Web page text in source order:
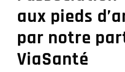
aux pieds
par notre
ViaSanté